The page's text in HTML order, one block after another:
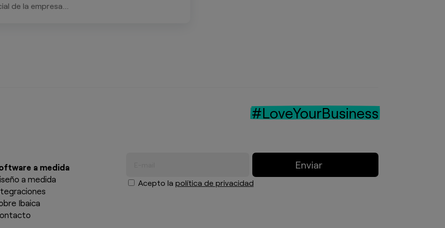
de la empresa...
#LoveYourBusiness
a medida
a medida
Ibaica
Enviar
Acepto la política de privacidad